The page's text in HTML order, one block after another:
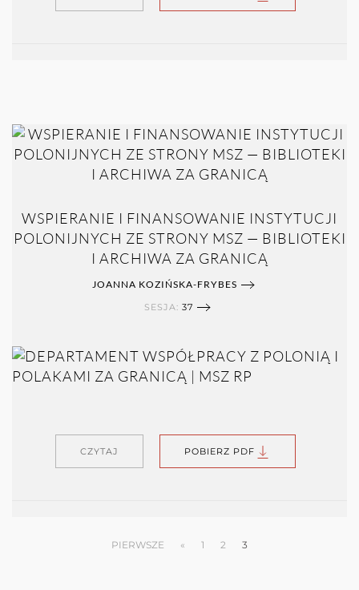
WSPIERANIE I FINANSOWANIE INSTYTUCJI
POLONIJNYCH ZE STRONY MSZ — BIBLIOTEKI
I ARCHIWA ZA GRANICĄ
JOANNA KOZIŃSKA-FRYBES
SESJA: 37
CZYTAJ POBIERZ PDF
PIERWSZE « 1 2 3